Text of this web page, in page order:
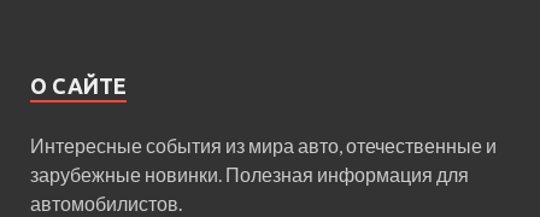
О САЙТЕ
Интересные события из мира авто, отечественные и
зарубежные новинки. Полезная информация для
автомобилистов.